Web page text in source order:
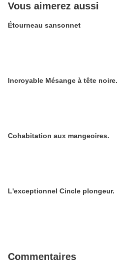
Vous aimerez aussi
Étourneau sansonnet
Incroyable Mésange à tête noire.
Cohabitation aux mangeoires.
L'exceptionnel Cincle plongeur.
Commentaires